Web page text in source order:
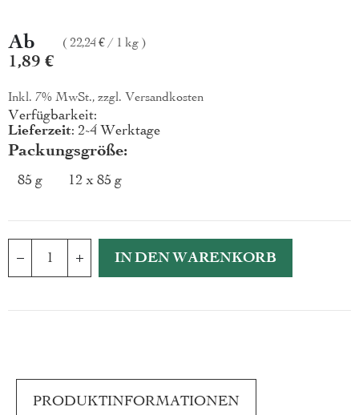
Ab
1,89 €
22,24 € / 1 kg
Inkl. 7% MwSt., zzgl. Versandkosten
Verfügbarkeit:
Lieferzeit: 2-4 Werktage
Packungsgröße
85 g 12 x 85 g
IN DEN WARENKORB
PRODUKTINFORMATIONEN